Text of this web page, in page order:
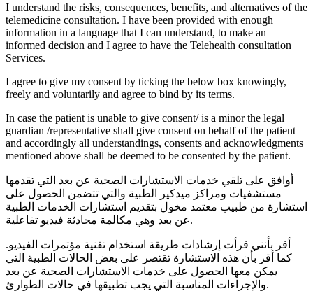
I understand the risks, consequences, benefits, and alternatives of the
telemedicine consultation. I have been provided with enough
information in a language that I can understand, to make an
informed decision and I agree to have the Telehealth consultation
Services.
I agree to give my consent by ticking the below box knowingly,
freely and voluntarily and agree to bind by its terms.
In case the patient is unable to give consent/ is a minor the legal
guardian /representative shall give consent on behalf of the patient
and accordingly all understandings, consents and acknowledgments
mentioned above shall be deemed to be consented by the patient.
أوافق على تلقي خدمات الاستشارات الصحية عن بعد التي تقدمها
مستشفيات ومراكز ميدكير الطبية والتي تتضمن الحصول على
استشارة من طبيب معتمد مخول بتقديم استشارات الخدمات الطبية
عن بعد وهي مكالمة محادثة فيديو تفاعلية.
أقر بأنني قرأت إرشادات طريقة استخدام تقنية مؤتمرات الفيديو.
كما أقر بأن هذه الاستشارة تقتصر على بعض الحالات الطبية التي
يمكن معها الحصول على خدمات الاستشارات الصحية عن بعد
والإجراءات المناسبة التي يجب تطبيقها في حالات الطوارئ.